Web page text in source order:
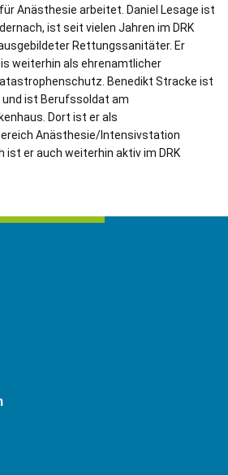
Anästhesie arbeitet. Daniel Lesage ist
ist seit vielen Jahren im DRK
Rettungssanitäter. Er
weiterhin als ehrenamtlicher
Benedikt Stracke ist
und ist Berufssoldat am
Dort ist er als
Anästhesie/Intensivstation
er auch weiterhin aktiv im DRK